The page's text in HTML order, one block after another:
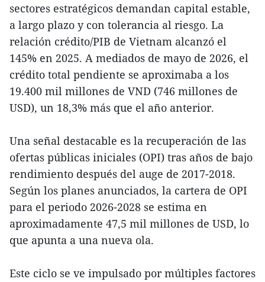
sectores estratégicos demandan capital estable,
a largo plazo y con tolerancia al riesgo. La
relación crédito/PIB de Vietnam alcanzó el
145% en 2025. A mediados de mayo de 2026, el
crédito total pendiente se aproximaba a los
19.400 mil millones de VND (746 millones de
USD), un 18,3% más que el año anterior.
Una señal destacable es la recuperación de las
ofertas públicas iniciales (OPI) tras años de bajo
rendimiento después del auge de 2017-2018.
Según los planes anunciados, la cartera de OPI
para el periodo 2026-2028 se estima en
aproximadamente 47,5 mil millones de USD, lo
que apunta a una nueva ola.
Este ciclo se ve impulsado por múltiples factores